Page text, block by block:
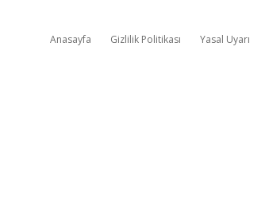
Anasayfa Gizlilik Politikası Yasal Uyarı